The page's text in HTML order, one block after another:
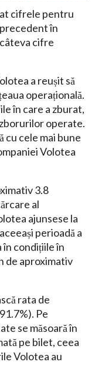
cifrele pentru
în
cifre
a reușit să
operațională.
în care a zburat,
operate.
cu cele mai bune
Volotea
3.8
al
ajunsese la
perioadă a
în condițiile în
de aproximativ
rata de
Pe
se măsoară în
pe bilet, ceea
Volotea au